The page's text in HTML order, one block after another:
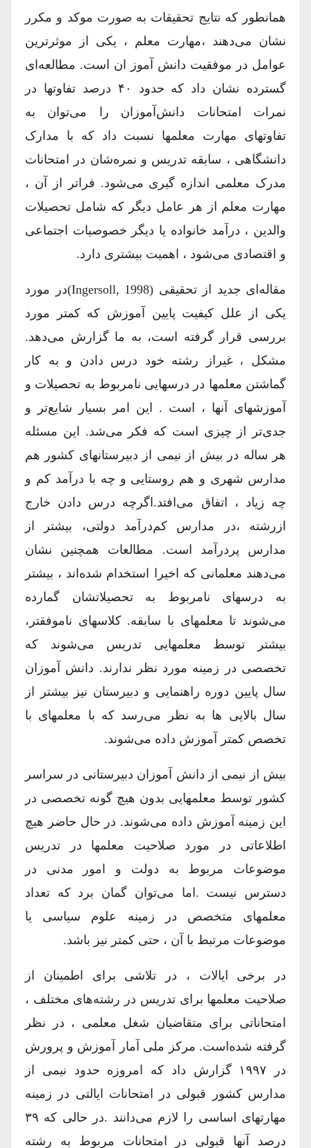
همانطور که نتایج تحقیقات به صورت موکد و مکرر
نشان می‌دهند ،مهارت معلم ، یکی از موثرترین
عوامل در موفقیت دانش آموز ان است. مطالعه‌ای
گسترده نشان داد که حدود ۴۰ درصد تفاوتها در
نمرات امتحانات دانش‌آموزان را می‌توان به
تفاوتهای مهارت معلمها نسبت داد که با مدارک
دانشگاهی ، سابقه تدریس و نمره‌شان در امتحانات
مدرک معلمی اندازه گیری می‌شود. فراتر از آن ،
مهارت معلم از هر عامل دیگر که شامل تحصیلات
والدین ، درآمد خانواده یا دیگر خصوصیات اجتماعی
و اقتصادی می‌شود ، اهمیت بیشتری دارد.
مقاله‌ای جدید از تحقیقی (Ingersoll, 1998)در مورد
یکی از علل کیفیت پایین آموزش که کمتر مورد
بررسی قرار گرفته است، به ما گزارش می‌دهد.
مشکل ، غیراز رشته خود درس دادن و به کار
گماشتن معلمها در درسهایی نامربوط به تحصیلات و
آموزشهای آنها ، است . این امر بسیار شایع‌تر و
جدی‌تر از چیزی است که فکر می‌شد. این مسئله
هر ساله در بیش از نیمی از دبیرستانهای کشور هم
مدارس شهری و هم روستایی و چه با درآمد کم و
چه زیاد ، اتفاق می‌افتد.اگرچه درس دادن خارج
ازرشته ،در مدارس کم‌درآمد دولتی، بیشتر از
مدارس پردرآمد است. مطالعات همچنین نشان
می‌دهند معلمانی که اخیرا استخدام شده‌اند ، بیشتر
به درسهای نامربوط به تحصیلاتشان گمارده
می‌شوند تا معلمهای با سابقه. کلاسهای ناموفقتر،
بیشتر توسط معلمهایی تدریس می‌شوند که
تخصصی در زمینه مورد نظر ندارند. دانش آموزان
سال پایین دوره راهنمایی و دبیرستان نیز بیشتر از
سال بالایی ها به نظر می‌رسد که با معلمهای با
تخصص کمتر آموزش داده می‌شوند.
بیش از نیمی از دانش آموزان دبیرستانی در سراسر
کشور توسط معلمهایی بدون هیچ گونه تخصصی در
این زمینه آموزش داده می‌شوند. در حال حاضر هیچ
اطلاعاتی در مورد صلاحیت معلمها در تدریس
موضوعات مربوط به دولت و امور مدنی در
دسترس نیست .اما می‌توان گمان برد که تعداد
معلمهای متخصص در زمینه علوم سیاسی یا
موضوعات مرتبط با آن ، حتی کمتر نیز باشد.
در برخی ایالات ، در تلاشی برای اطمینان از
صلاحیت معلمها برای تدریس در رشته‌های مختلف ،
امتحاناتی برای متقاضیان شغل معلمی ، در نظر
گرفته شده‌است. مرکز ملی آمار آموزش و پرورش
در ۱۹۹۷ گزارش داد که امروزه حدود نیمی از
مدارس کشور قبولی در امتحانات ایالتی در زمینه
مهارتهای اساسی را لازم می‌دانند .در حالی که ۳۹
درصد آنها قبولی در امتحانات مربوط به رشته